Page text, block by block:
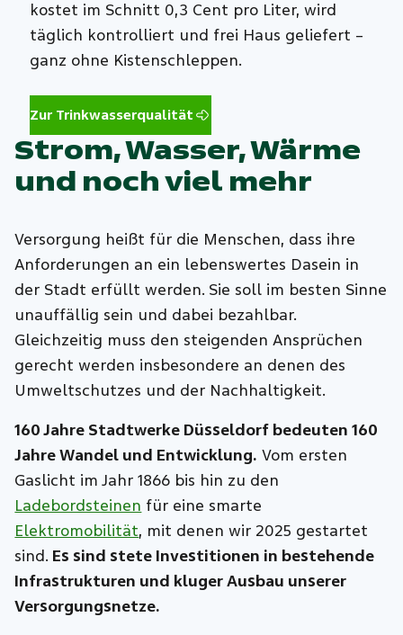
kostet im Schnitt 0,3 Cent pro Liter, wird
täglich kontrolliert und frei Haus geliefert –
ganz ohne Kistenschleppen.
Zur Trinkwasserqualität
Strom, Wasser, Wärme
und noch viel mehr
Versorgung heißt für die Menschen, dass ihre
Anforderungen an ein lebenswertes Dasein in
der Stadt erfüllt werden. Sie soll im besten Sinne
unauffällig sein und dabei bezahlbar.
Gleichzeitig muss den steigenden Ansprüchen
gerecht werden insbesondere an denen des
Umweltschutzes und der Nachhaltigkeit.
160 Jahre Stadtwerke Düsseldorf bedeuten 160
Jahre Wandel und Entwicklung. Vom ersten
Gaslicht im Jahr 1866 bis hin zu den
Ladebordsteinen für eine smarte
Elektromobilität, mit denen wir 2025 gestartet
sind. Es sind stete Investitionen in bestehende
Infrastrukturen und kluger Ausbau unserer
Versorgungsnetze.